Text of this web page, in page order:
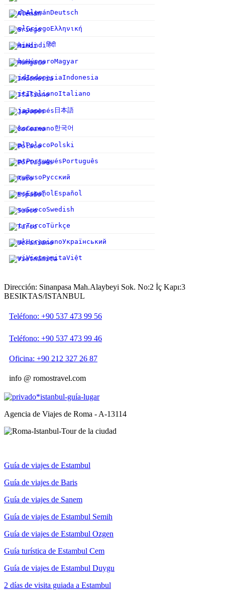
deAlemánDeutsch
elGriegoΕλληνική
hiHindiहिंदी
huHúngaroMagyar
idIndonesiaIndonesia
itItalianoItaliano
jaJaponés 日本語
koCoreano한국어
plPolacoPolski
ptPortuguésPortuguês
ruRusoРусский
esEspañolEspañol
svSuecoSwedish
trTurcoTürkçe
ukUcranianoУкраїнський
viVietnamitaViệt
Dirección: Sinanpasa Mah.Alaybeyi Sok. No:2 İç Kapı:3
BESIKTAS/ISTANBUL
Teléfono: +90 537 473 99 56
Teléfono: +90 537 473 99 46
Oficina: +90 212 327 26 87
info @ romostravel.com
Agencia de Viajes de Roma - A-13114
Guía de viajes de Estambul
Guía de viajes de Baris
Guía de viajes de Sanem
Guía de viajes de Estambul Semih
Guía de viajes de Estambul Ozgen
Guía turística de Estambul Cem
Guía de viajes de Estambul Duygu
2 días de visita guiada a Estambul